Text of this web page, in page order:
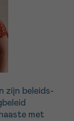
zijn beleids-
met